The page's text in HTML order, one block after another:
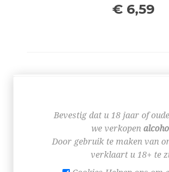
€ 6,59
BESTEL NU!
Bevestig dat u 18 jaar of
we verkopen
Door gebruik te maken van
verklaart u 18+ te